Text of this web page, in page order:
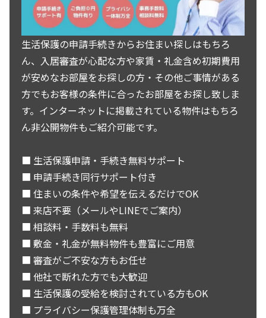
生活保護の申請手続きからお住まい探しはもちろ
ん、入居審査が心配な方や家賃・礼金含め初期費用
が安めなお部屋をお探しの方・その他ご事情がある
方でもお客様の条件に合ったお部屋をお探し致しま
す。インターネットに掲載されている物件はもちろ
ん非公開物件もご紹介可能です。
■ 生活保護申請・手続き無料サポート
■ 申請手続き同行サポート付き
■ 住まいの条件や希望を伝えるだけでOK
■ 来店不要（メールやLINEでご案内）
■ 相談料・手数料も無料
■ 敷金・礼金が無料物件も豊富にご用意
■ 審査がご不安な方もお任せ
■ 他社で断れた方でも大歓迎
■ 生活保護の受給を検討されている方もOK
■ プライバシー保護管理体制も万全